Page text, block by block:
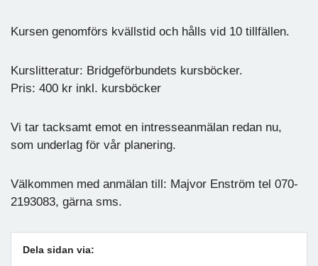
Kursen genomförs kvällstid och hålls vid 10 tillfällen.
Kurslitteratur: Bridgeförbundets kursböcker.
Pris: 400 kr inkl. kursböcker
Vi tar tacksamt emot en intresseanmälan redan nu,
som underlag för vår planering.
Välkommen med anmälan till: Majvor Enström tel 070-
2193083, gärna sms.
Dela sidan via: